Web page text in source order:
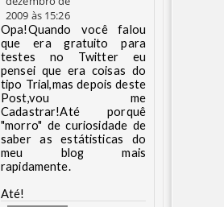
2009 às 15:26
Opa!Quando você falou
que era gratuito para
testes no Twitter eu
pensei que era coisas do
tipo Trial,mas depois deste
Post,vou me
Cadastrar!Até porquê
"morro" de curiosidade de
saber as estátisticas do
meu blog mais
rapidamente.
Até!